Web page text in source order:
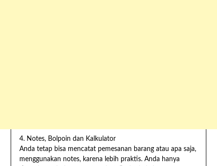
4. Notes, Bolpoin dan Kalkulator
Anda tetap bisa mencatat pemesanan barang atau apa saja,
menggunakan notes, karena lebih praktis. Anda hanya